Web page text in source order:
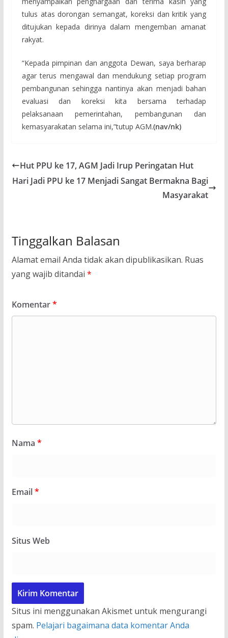
tulus atas dorongan semangat, koreksi dan kritik yang
ditujukan kepada dirinya dalam mengemban amanat
rakyat.
“Kepada pimpinan dan anggota Dewan, saya berharap
agar terus mengawal dan mendukung setiap program
pembangunan sehingga nantinya akan menjadi bahan
evaluasi dan koreksi kita bersama terhadap
pelaksanaan pemerintahan, pembangunan dan
kemasyarakatan selama ini,”tutup AGM.(nav/nk)
Hut PPU ke 17, AGM Jadi Irup Peringatan Hut
Hari Jadi PPU ke 17 Menjadi Sangat Bermakna Bagi
Masyarakat
Tinggalkan Balasan
Alamat email Anda tidak akan dipublikasikan. Ruas
yang wajib ditandai *
Komentar*
Nama *
Email*
Situs Web
Situs ini menggunakan Akismet untuk mengurangi
spam. Pelajari bagaimana data komentar Anda